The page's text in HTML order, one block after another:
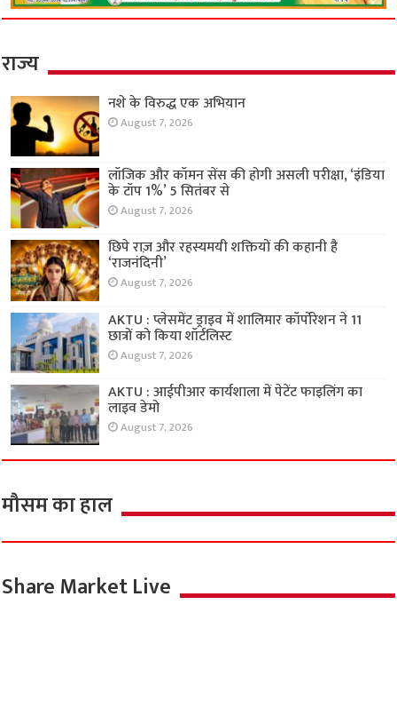
राज्य
नशे के विरुद्ध एक अभियान
August 7, 2026
लॉजिक और कॉमन सेंस की होगी असली परीक्षा, ‘इंडिया
के टॉप 1%’ 5 सितंबर से
August 7, 2026
छिपे राज़ और रहस्यमयी शक्तियों की कहानी है
‘राजनंदिनी’
August 7, 2026
AKTU : प्लेसमेंट ड्राइव में शालिमार कॉर्पोरेशन ने 11
छात्रों को किया शॉर्टलिस्ट
August 7, 2026
AKTU : आईपीआर कार्यशाला में पेटेंट फाइलिंग का
लाइव डेमो
August 7, 2026
मौसम का हाल
Share Market Live